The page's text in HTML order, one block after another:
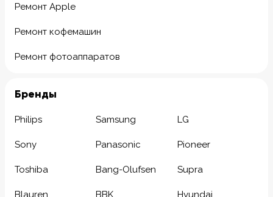
Ремонт Apple
Ремонт кофемашин
Ремонт фотоаппаратов
Бренды
Philips Samsung LG
Sony Panasonic Pioneer
Toshiba Bang-Olufsen Supra
Blauren BBK Hyundai